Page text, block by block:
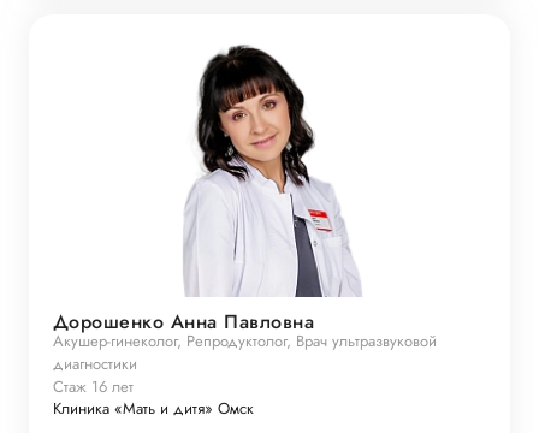
Дорошенко Анна Павловна
Акушер-гинеколог, Репродуктолог, Врач ультразвуковой
диагностики
Стаж 16 лет
Клиника «Мать и дитя» Омск